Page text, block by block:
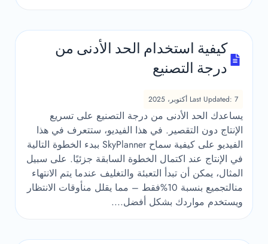
كيفية استخدام الحد الأدنى من
درجة التصنيع
Last Updated: 7 أكتوبر، 2025
يساعدك الحد الأدنى من درجة التصنيع على تسريع
الإنتاج دون التقصير. في هذا الفيديو، ستتعرف في هذا
الفيديو على كيفية سماح SkyPlanner ببدء الخطوة التالية
في الإنتاج عند اكتمال الخطوة السابقة جزئيًا. على سبيل
المثال، يمكن أن تبدأ التعبئة والتغليف عندما يتم الانتهاء
منالتجميع بنسبة 10%فقط – مما يقلل منأوقات الانتظار
ويستخدم مواردك بشكل أفضل....